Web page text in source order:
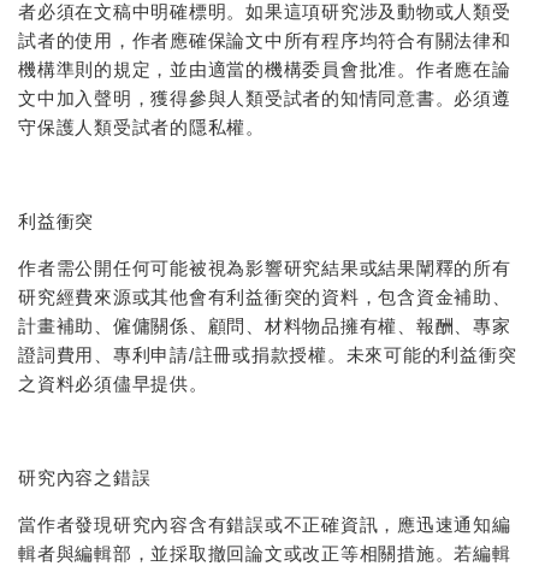
者必須在文稿中明確標明。如果這項研究涉及動物或人類受
試者的使用，作者應確保論文中所有程序均符合有關法律和
機構準則的規定，並由適當的機構委員會批准。作者應在論
文中加入聲明，獲得參與人類受試者的知情同意書。必須遵
守保護人類受試者的隱私權。
利益衝突
作者需公開任何可能被視為影響研究結果或結果闡釋的所有
研究經費來源或其他會有利益衝突的資料，包含資金補助、
計畫補助、僱傭關係、顧問、材料物品擁有權、報酬、專家
證詞費用、專利申請/註冊或捐款授權。未來可能的利益衝突
之資料必須儘早提供。
研究內容之錯誤
當作者發現研究內容含有錯誤或不正確資訊，應迅速通知編
輯者與編輯部，並採取撤回論文或改正等相關措施。若編輯